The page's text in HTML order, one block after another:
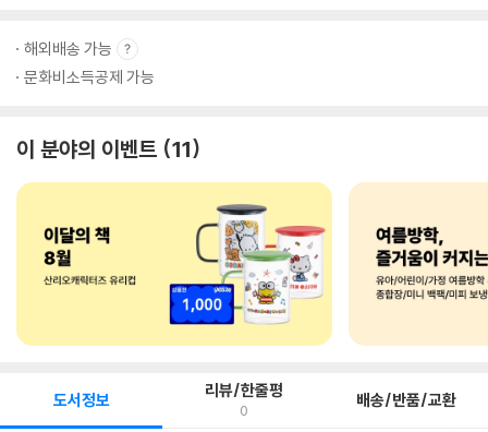
해외배송 가능
문화비소득공제 가능
이 분야의 이벤트 11
도서정보 리뷰/한줄평
0 배송/반품/교환